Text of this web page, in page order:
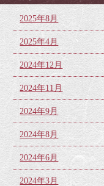
2025年8月
2025年4月
2024年12月
2024年11月
2024年9月
2024年8月
2024年6月
2024年3月